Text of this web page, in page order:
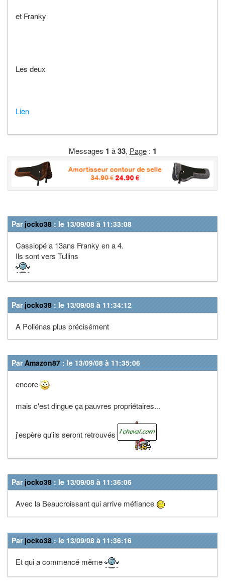
et Franky
Les deux
Lien
Messages 1 à33, Page: 1
Par jocko38 : le 13/09/08 à 11:33:08
Cassiopé a 13ans Franky en a 4.
Ils sont vers Tullins
Par jocko38 : le 13/09/08 à 11:34:12
A Poliénas plus précisément
ParAmazon87 : le 13/09/08 à 11:35:06
encore
mais c'est dingue ça pauvres propriétaires...
j'espère qu'ils seront retrouvés
Par jocko38 : le 13/09/08 à 11:36:06
Avec la Beaucroissant qui arrive méfiance
Par jocko38 : le 13/09/08 à 11:36:16
Et qui a commencé même